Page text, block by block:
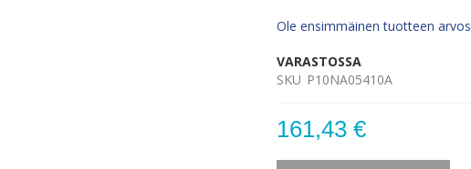
Ole ensimmäinen tuotteen
VARASTOSSA
SKU P10NA05410A
161,43 €